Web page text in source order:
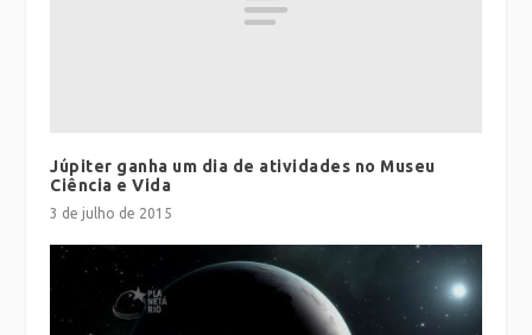
Júpiter ganha um dia de atividades no Museu
Ciência e Vida
3 de julho de 2015